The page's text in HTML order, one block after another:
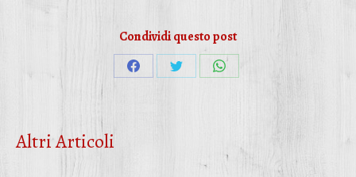
Condividi questo post
CondividiCondividiCondividi
Altri Articoli